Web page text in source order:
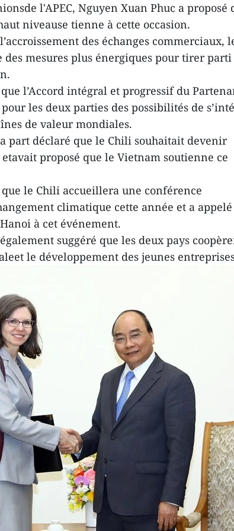
l'APEC, Nguyen Xuan Phuc a proposé
niveause tienne à cette occasion.
des échanges commerciaux,
mesures plus énergiques pour tirer
l’Accord intégral et progressif du
les deux parties des possibilités de
de valeur mondiales.
part déclaré que le Chili souhaitait devenir
proposé que le Vietnam soutienne ce
le Chili accueillera une conférence
climatique cette année et a
à cet événement.
suggéré que les deux pays
le développement des jeunes